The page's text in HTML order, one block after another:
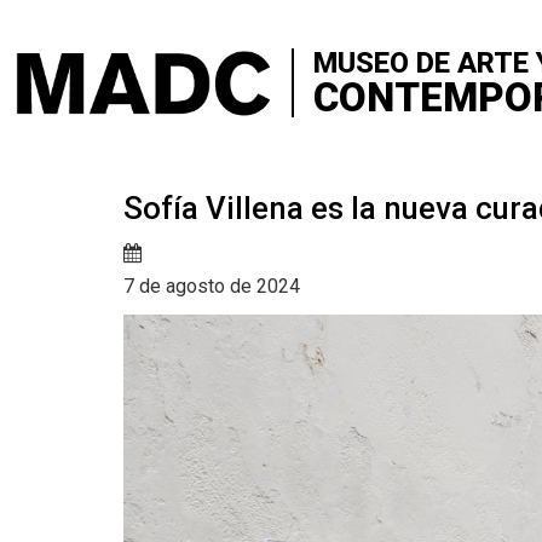
main
content
MUSEO DE ARTE
+ SOBRE
+
+
+
Sofía Villena es la nueva
7 de agosto de 2024